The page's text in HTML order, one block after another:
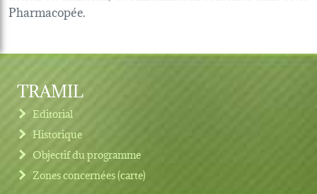
Pharmacopée.
TRAMIL
Editorial
Historique
Objectif du programme
Zones concernées (carte)